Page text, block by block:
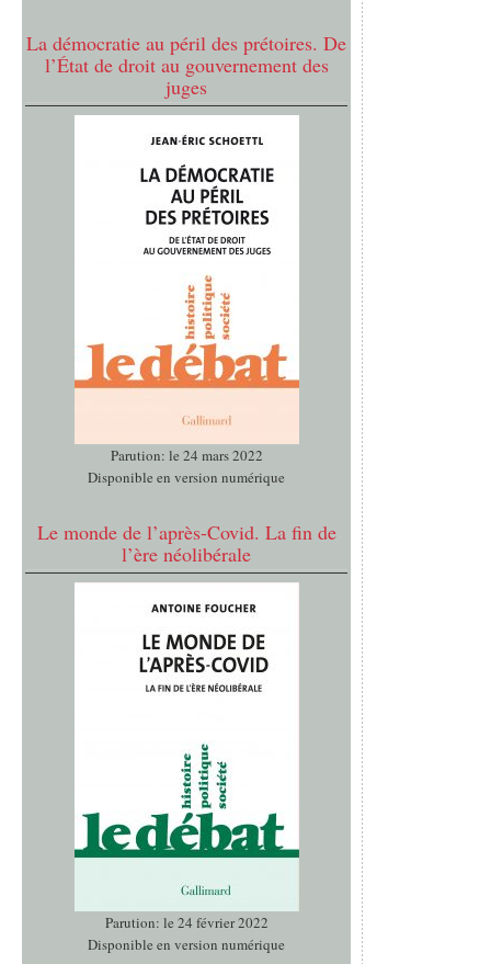
La démocratie au péril des prétoires. De
l’État de droit au gouvernement des
juges
Parution: le 24 mars 2022
Disponible en version numérique
Le monde de l’après-Covid. La fin de
l’ère néolibérale
Parution: le 24 février 2022
Disponible en version numérique